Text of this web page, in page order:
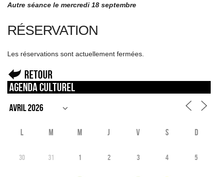
Autre séance le mercredi 18 septembre
RÉSERVATION
Les réservations sont actuellement fermées.
Retour
Agenda culturel
L M M J V S D
30 31 1 2 3 4 5